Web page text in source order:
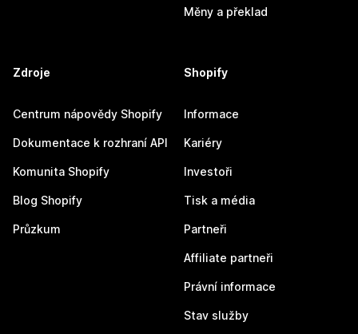
Měny a překlad
Zdroje
Centrum nápovědy Shopify
Dokumentace k rozhraní API
Komunita Shopify
Blog Shopify
Průzkum
Shopify
Informace
Kariéry
Investoři
Tisk a média
Partneři
Affiliate partneři
Právní informace
Stav služby